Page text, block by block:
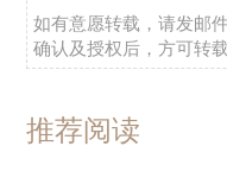
如有意愿转载，请发邮
确认及授权后，方可转载
推荐阅读